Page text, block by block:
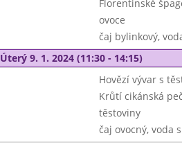
Florentinské
ovoce
čaj bylinkový,
Úterý 9. 1. 2024 (11:30 - 14:15)
Hovězí vývar s
Krůtí cikánská
těstoviny
čaj ovocný, voda